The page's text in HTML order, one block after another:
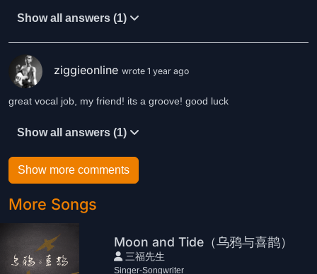
Show all answers (1)
ziggieonline wrote 1 year ago
great vocal job, my friend! its a groove! good luck
Show all answers (1)
Show more comments
More Songs
Moon and Tide（乌鸦与喜鹊）
三福先生
Singer-Songwriter